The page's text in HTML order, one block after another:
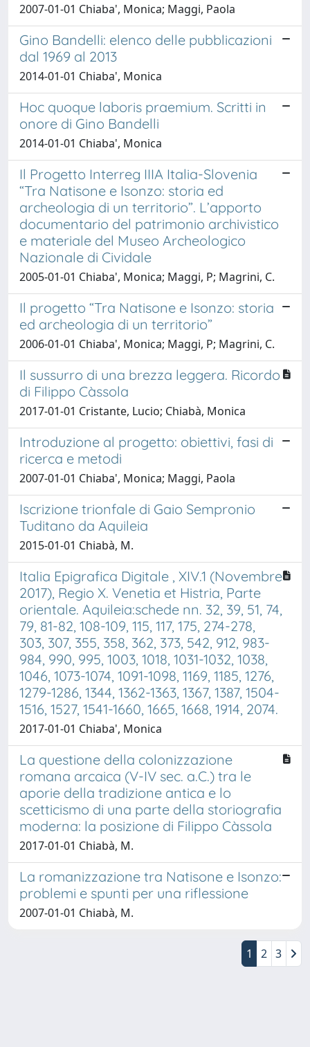
2007-01-01 Chiaba', Monica; Maggi, Paola
Gino Bandelli: elenco delle pubblicazioni
dal 1969 al 2013
2014-01-01 Chiaba', Monica
Hoc quoque laboris praemium. Scritti in
onore di Gino Bandelli
2014-01-01 Chiaba', Monica
Il Progetto Interreg IIIA Italia-Slovenia
“Tra Natisone e Isonzo: storia ed
archeologia di un territorio”. L’apporto
documentario del patrimonio archivistico
e materiale del Museo Archeologico
Nazionale di Cividale
2005-01-01 Chiaba', Monica; Maggi, P; Magrini, C.
Il progetto “Tra Natisone e Isonzo: storia
ed archeologia di un territorio”
2006-01-01 Chiaba', Monica; Maggi, P; Magrini, C.
Il sussurro di una brezza leggera. Ricordo
di Filippo Càssola
2017-01-01 Cristante, Lucio; Chiabà, Monica
Introduzione al progetto: obiettivi, fasi di
ricerca e metodi
2007-01-01 Chiaba', Monica; Maggi, Paola
Iscrizione trionfale di Gaio Sempronio
Tuditano da Aquileia
2015-01-01 Chiabà, M.
Italia Epigrafica Digitale , XIV.1 (Novembre
2017), Regio X. Venetia et Histria, Parte
orientale. Aquileia:schede nn. 32, 39, 51, 74,
79, 81-82, 108-109, 115, 117, 175, 274-278,
303, 307, 355, 358, 362, 373, 542, 912, 983-
984, 990, 995, 1003, 1018, 1031-1032, 1038,
1046, 1073-1074, 1091-1098, 1169, 1185, 1276,
1279-1286, 1344, 1362-1363, 1367, 1387, 1504-
1516, 1527, 1541-1660, 1665, 1668, 1914, 2074.
2017-01-01 Chiaba', Monica
La questione della colonizzazione
romana arcaica (V-IV sec. a.C.) tra le
aporie della tradizione antica e lo
scetticismo di una parte della storiografia
moderna: la posizione di Filippo Càssola
2017-01-01 Chiabà, M.
La romanizzazione tra Natisone e Isonzo:
problemi e spunti per una riflessione
2007-01-01 Chiabà, M.
1 2 3